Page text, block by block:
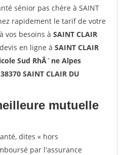
sénior pas chère à SAINT
rapidement le tarif de votre
vos besoins à SAINT CLAIR
en ligne à SAINT CLAIR
Sud RhÃ´ne Alpes
SAINT CLAIR DU
mutuelle
dites « hors
par l'assurance